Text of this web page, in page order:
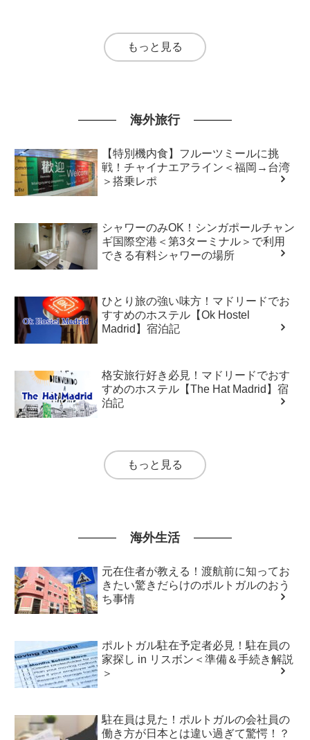
もっと見る
海外旅行
【特別機内食】フルーツミールに挑
戦！チャイナエアライン＜福岡→台湾
＞搭乗レポ
シャワーのみOK！シンガポールチャン
ギ国際空港＜第3ターミナル＞で利用
できる有料シャワーの場所
ひとり旅の強い味方！マドリードでお
すすめのホステル【Ok Hostel
Madrid】宿泊記
格安旅行好き必見！マドリードでおす
すめのホステル【The Hat Madrid】宿
泊記
もっと見る
海外生活
元在住者が教える！渡航前に知ってお
きたい驚きだらけのポルトガルのおう
ち事情
ポルトガル駐在予定者必見！駐在員の
家探し in リスボン＜準備＆手続き解説
＞
駐在員は見た！ポルトガルの会社員の
働き方が日本とは違い過ぎて驚愕！？